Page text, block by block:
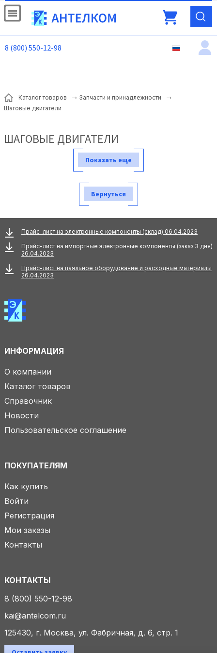
8 (800) 550-12-98
Каталог товаров
Запчасти и принадлежности
Шаговые двигатели
ШАГОВЫЕ ДВИГАТЕЛИ
Показать еще
Вернуться
Прайс-лист на электронные компоненты (склад) 06.04.2023
Прайс-лист на импортные электронные компоненты (заказ 3 дня)
26.04.2023
Прайс-лист на паяльное оборудование и расходные материалы
26.04.2023
ИНФОРМАЦИЯ
О компании
Каталог товаров
Справочник
Новости
Пользовательское соглашение
ПОКУПАТЕЛЯМ
Как купить
Войти
Регистрация
Мои заказы
Контакты
КОНТАКТЫ
8 (800) 550-12-98
kai@antelcom.ru
125430, г. Москва, ул. Фабричная, д. 6, стр. 1